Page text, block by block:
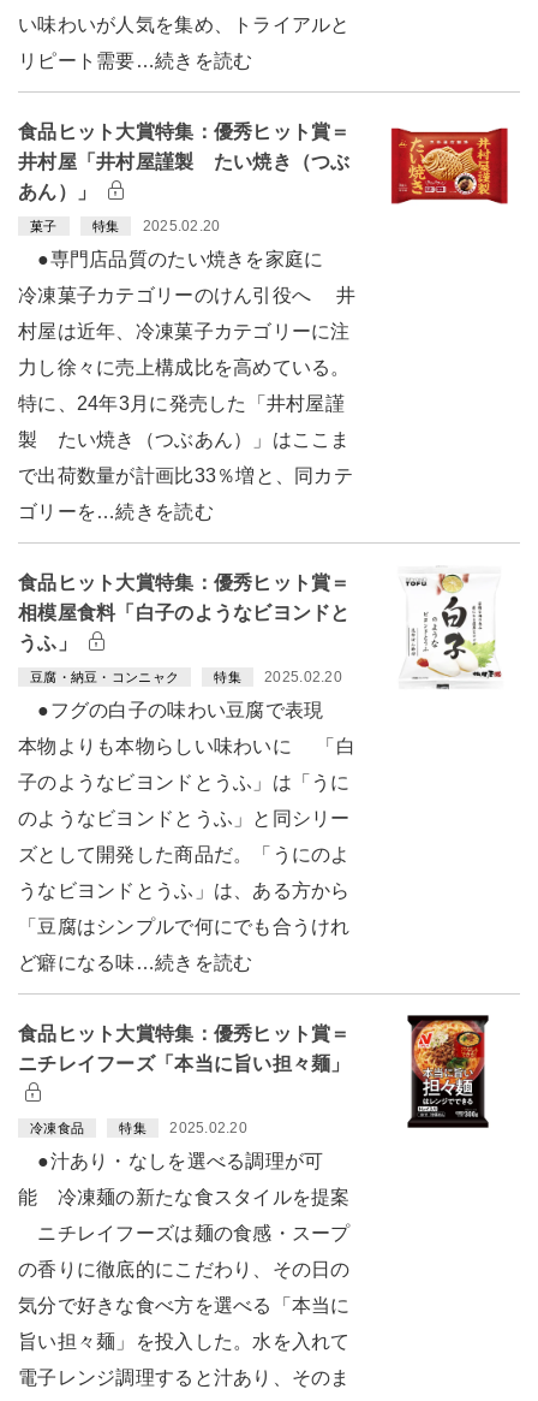
い味わいが人気を集め、トライアルと
リピート需要…続きを読む
食品ヒット大賞特集：優秀ヒット賞＝
井村屋「井村屋謹製 たい焼き（つぶ
あん）」
菓子 特集 2025.02.20
●専門店品質のたい焼きを家庭に
冷凍菓子カテゴリーのけん引役へ 井
村屋は近年、冷凍菓子カテゴリーに注
力し徐々に売上構成比を高めている。
特に、24年3月に発売した「井村屋謹
製 たい焼き（つぶあん）」はここま
で出荷数量が計画比33％増と、同カテ
ゴリーを…続きを読む
食品ヒット大賞特集：優秀ヒット賞＝
相模屋食料「白子のようなビヨンドと
うふ」
豆腐・納豆・コンニャク 特集 2025.02.20
●フグの白子の味わい豆腐で表現
本物よりも本物らしい味わいに 「白
子のようなビヨンドとうふ」は「うに
のようなビヨンドとうふ」と同シリー
ズとして開発した商品だ。「うにのよ
うなビヨンドとうふ」は、ある方から
「豆腐はシンプルで何にでも合うけれ
ど癖になる味…続きを読む
食品ヒット大賞特集：優秀ヒット賞＝
ニチレイフーズ「本当に旨い担々麺」
冷凍食品 特集 2025.02.20
●汁あり・なしを選べる調理が可
能 冷凍麺の新たな食スタイルを提案
ニチレイフーズは麺の食感・スープ
の香りに徹底的にこだわり、その日の
気分で好きな食べ方を選べる「本当に
旨い担々麺」を投入した。水を入れて
電子レンジ調理すると汁あり、そのま